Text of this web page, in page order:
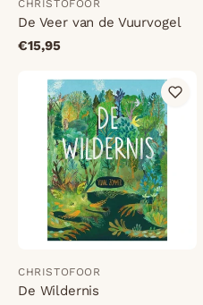
CHRISTOFOOR
De Veer van de Vuurvogel
€15,95
CHRISTOFOOR
De Wildernis